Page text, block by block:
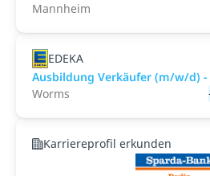
Mannheim
EDEKA
Ausbildung Verkäufer (m/w/d) -
Worms
Karriereprofil erkunden